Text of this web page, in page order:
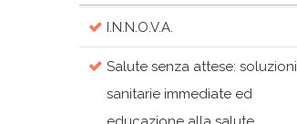
I.N.N.O.V.A.
Salute senza attese: soluzioni
sanitarie immediate ed